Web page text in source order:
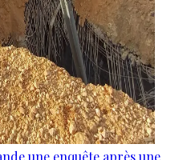
une enquête après une